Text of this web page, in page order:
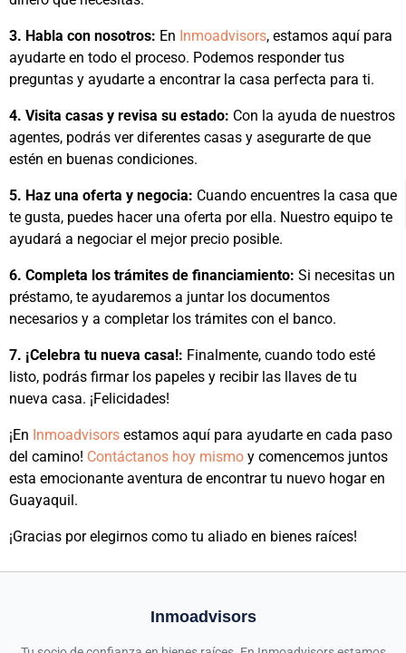
3. Habla con nosotros: En Inmoadvisors, estamos aquí para
ayudarte en todo el proceso. Podemos responder tus
preguntas y ayudarte a encontrar la casa perfecta para ti.
4. Visita casas y revisa su estado: Con la ayuda de nuestros
agentes, podrás ver diferentes casas y asegurarte de que
estén en buenas condiciones.
5. Haz una oferta y negocia: Cuando encuentres la casa que
te gusta, puedes hacer una oferta por ella. Nuestro equipo te
ayudará a negociar el mejor precio posible.
6. Completa los trámites de financiamiento: Si necesitas un
préstamo, te ayudaremos a juntar los documentos
necesarios y a completar los trámites con el banco.
7. ¡Celebra tu nueva casa!: Finalmente, cuando todo esté
listo, podrás firmar los papeles y recibir las llaves de tu
nueva casa. ¡Felicidades!
¡En Inmoadvisors estamos aquí para ayudarte en cada paso
del camino! Contáctanos hoy mismo y comencemos juntos
esta emocionante aventura de encontrar tu nuevo hogar en
Guayaquil.
¡Gracias por elegirnos como tu aliado en bienes raíces!
Inmoadvisors